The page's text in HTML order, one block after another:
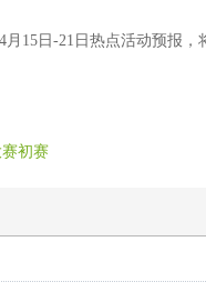
15日-21日热点活动预报
赛初赛